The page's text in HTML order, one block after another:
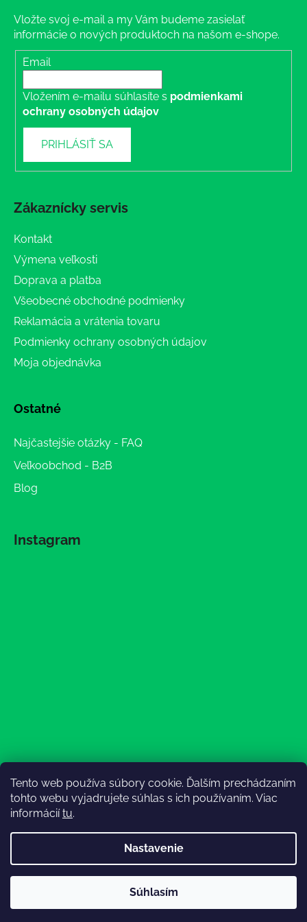
Tento web používa súbory cookie. Ďalším prechádzaním
tohto webu vyjadrujete súhlas s ich používaním. Viac
informáciítu.
Nastavenie
Súhlasím
nedostupná (na email reagujeme nonstop), expedícia ako
obvykle💚Ďakujeme, že ste s nami💚
Vložte svoj e-mail a my Vám budeme zasielať
informácie o nových produktoch na našom e-shope.
Email
Vložením e-mailu súhlasíte s podmienkami
ochrany osobných údajov
PRIHLÁSIŤ SA
Zákaznícky servis
Kontakt
Výmena veľkosti
Doprava a platba
Všeobecné obchodné podmienky
Reklamácia a vrátenia tovaru
Podmienky ochrany osobných údajov
Moja objednávka
Ostatné
Najčastejšie otázky - FAQ
Veľkoobchod - B2B
Blog
Instagram
Sledovať na Instagrame